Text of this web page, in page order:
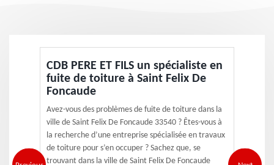
CDB PERE ET FILS un spécialiste en
fuite de toiture à Saint Felix De
Foncaude
Avez-vous des problèmes de fuite de toiture dans la
ville de Saint Felix De Foncaude 33540 ? Êtes-vous à
la recherche d’une entreprise spécialisée en travaux
de toiture pour s’en occuper ? Sachez que, se
trouvant dans la ville de Saint Felix De Foncaude